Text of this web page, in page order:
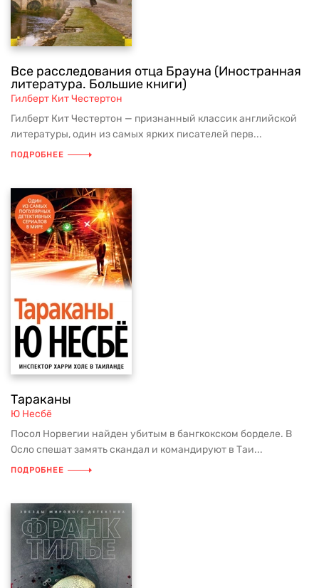
Все расследования отца Брауна (Иностранная
литература. Большие книги)
Гилберт Кит Честертон
Гилберт Кит Честертон — признанный классик английской
литературы, один из самых ярких писателей перв...
ПОДРОБНЕЕ
Тараканы
Ю Несбё
Посол Норвегии найден убитым в бангкокском борделе. В
Осло спешат замять скандал и командируют в Таи...
ПОДРОБНЕЕ